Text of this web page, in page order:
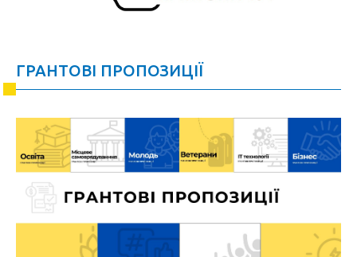
ГРАНТОВІ ПРОПОЗИЦІЇ